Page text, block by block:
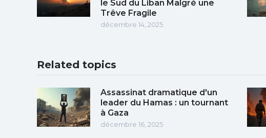
le Sud du Liban Malgré une
Trêve Fragile
décembre 14, 2025
Related topics
Assassinat dramatique d'un
leader du Hamas : un tournant
à Gaza
décembre 16, 2025